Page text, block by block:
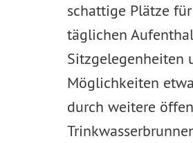
schattige Plätze
täglichen
Sitzgelegenheiten
Möglichkeiten
durch weitere